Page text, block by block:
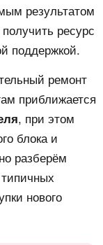
результатом
ресурс
поддержкой.
ремонт
приближается
, при этом
блока и
разберём
нового